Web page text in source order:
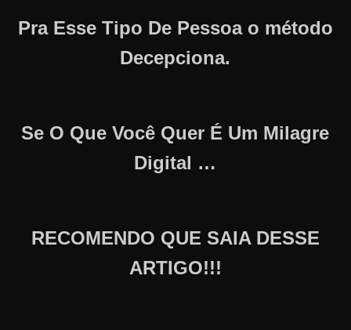
Pra Esse Tipo De Pessoa o método
Decepciona.
Se O Que Você Quer É Um Milagre
Digital …
RECOMENDO QUE SAIA DESSE
ARTIGO!!!